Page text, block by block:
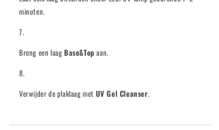
minuten.
Breng een laag Base&Top aan.
Verwijder de plaklaag met UV Gel Cleanser.